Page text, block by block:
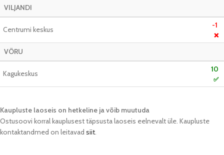
VILJANDI
Centrumi keskus -1
❌
VÕRU
Kagukeskus 10
✅
Kaupluste laoseis on hetkeline ja võib muutuda​
Ostusoovi korral kauplusest täpsusta laoseis eelnevalt üle. Kaupluste
kontaktandmed on leitavad siit.